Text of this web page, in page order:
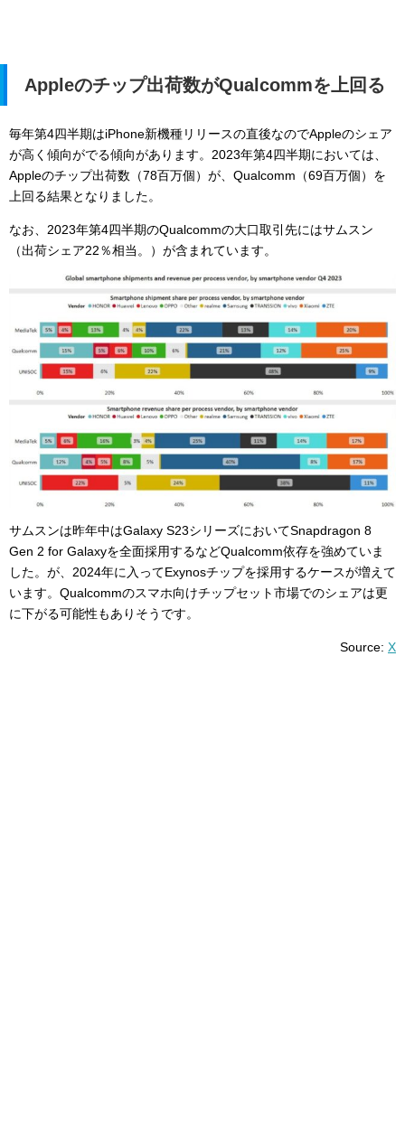
Appleのチップ出荷数がQualcommを上回る
毎年第4四半期はiPhone新機種リリースの直後なのでAppleのシェア
が高く傾向がでる傾向があります。2023年第4四半期においては、
Appleのチップ出荷数（78百万個）が、Qualcomm（69百万個）を
上回る結果となりました。
なお、2023年第4四半期のQualcommの大口取引先にはサムスン
（出荷シェア22％相当。）が含まれています。
サムスンは昨年中はGalaxy S23シリーズにおいてSnapdragon 8
Gen 2 for Galaxyを全面採用するなどQualcomm依存を強めていま
した。が、2024年に入ってExynosチップを採用するケースが増えて
います。Qualcommのスマホ向けチップセット市場でのシェアは更
に下がる可能性もありそうです。
Source: X